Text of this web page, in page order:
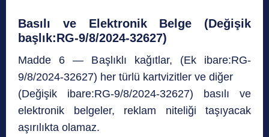
Basılı ve Elektronik Belge (Değişik
başlık:RG-9/8/2024-32627)
Madde 6 — Başlıklı kağıtlar, (Ek ibare:RG-
9/8/2024-32627) her türlü kartvizitler ve diğer
(Değişik ibare:RG-9/8/2024-32627) basılı ve
elektronik belgeler, reklam niteliği taşıyacak
aşırılıkta olamaz.